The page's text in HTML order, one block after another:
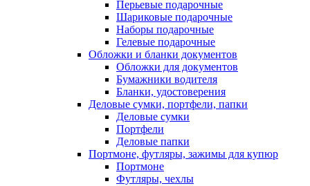
Перьевые подарочные
Шариковые подарочные
Наборы подарочные
Гелевые подарочные
Обложки и бланки документов
Обложки для документов
Бумажники водителя
Бланки, удостоверения
Деловые сумки, портфели, папки
Деловые сумки
Портфели
Деловые папки
Портмоне, футляры, зажимы для купюр
Портмоне
Футляры, чехлы